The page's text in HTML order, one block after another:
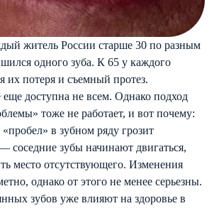
житель России старше 30 по разным
одного зуба. К 65 у каждого
их потеря и съемный протез.
доступна не всем. Однако подход
тоже не работает, и вот почему:
в зубном ряду грозит
соседние зубы начинают двигаться,
место отсутствующего. Изменения
однако от этого не менее серьезны.
зубов уже влияют на здоровье в